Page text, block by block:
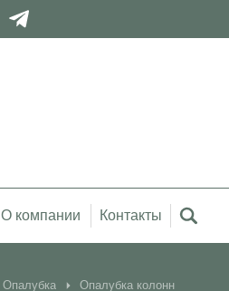
О компании Контакты
Опалубка Опалубка колонн